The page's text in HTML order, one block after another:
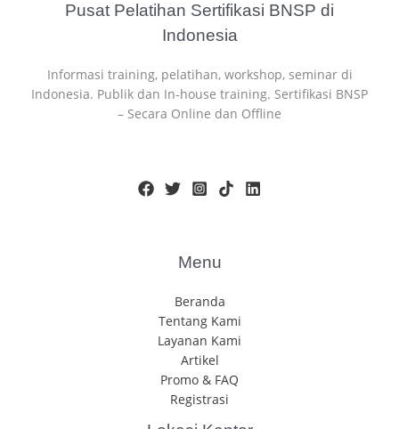
Pusat Pelatihan Sertifikasi BNSP di
Indonesia
Informasi training, pelatihan, workshop, seminar di
Indonesia. Publik dan In-house training. Sertifikasi BNSP
– Secara Online dan Offline
Menu
Beranda
Tentang Kami
Layanan Kami
Artikel
Promo & FAQ
Registrasi